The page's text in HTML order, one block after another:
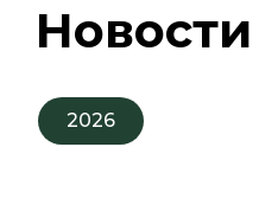
Новости
2026